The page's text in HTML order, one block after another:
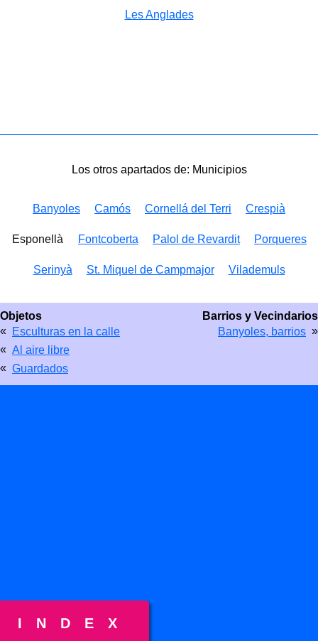
Les Anglades
Los otros apartados de: Municipios
Banyoles Camós Cornellá del Terri Crespià
Esponellà Fontcoberta Palol de Revardit Porqueres
Serinyà St. Miquel de Campmajor Vilademuls
Barrios y Vecindarios
Banyoles, barrios »
Objetos
« Esculturas en la calle
« Al aire libre
« Guardados
INDEX